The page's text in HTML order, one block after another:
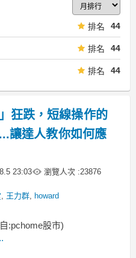
排名 44
排名 44
排名 44
狂跌，短線操作的
讓達人教你如何應
23:03 瀏覽人次 :23876
, 王力群, howard
:pchome股市)